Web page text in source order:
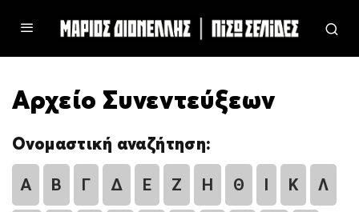
Αρχείο Συνεντεύξεων
Ονομαστική αναζήτηση:
Α Β Γ Δ Ε Ζ Η Θ Ι Κ Λ